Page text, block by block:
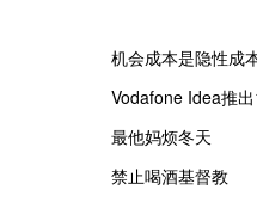
机会成本是隐性成
Vodafone Idea推
最他妈烦冬天
禁止喝酒基督教